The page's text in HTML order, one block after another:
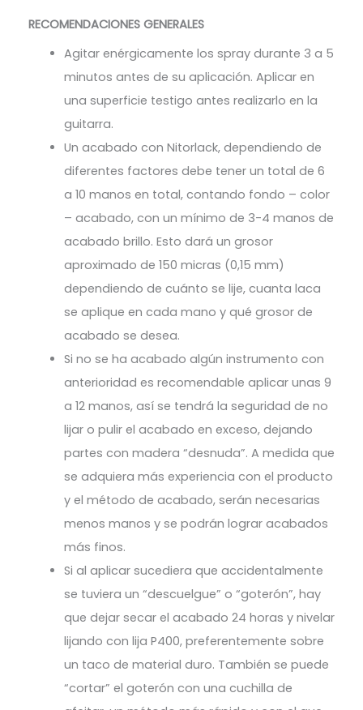
RECOMENDACIONES GENERALES
Agitar enérgicamente los spray durante 3 a 5
minutos antes de su aplicación. Aplicar en
una superficie testigo antes realizarlo en la
guitarra.
Un acabado con Nitorlack, dependiendo de
diferentes factores debe tener un total de 6
a 10 manos en total, contando fondo – color
– acabado, con un mínimo de 3-4 manos de
acabado brillo. Esto dará un grosor
aproximado de 150 micras (0,15 mm)
dependiendo de cuánto se lije, cuanta laca
se aplique en cada mano y qué grosor de
acabado se desea.
Si no se ha acabado algún instrumento con
anterioridad es recomendable aplicar unas 9
a 12 manos, así se tendrá la seguridad de no
lijar o pulir el acabado en exceso, dejando
partes con madera “desnuda”. A medida que
se adquiera más experiencia con el producto
y el método de acabado, serán necesarias
menos manos y se podrán lograr acabados
más finos.
Si al aplicar sucediera que accidentalmente
se tuviera un “descuelgue” o “goterón”, hay
que dejar secar el acabado 24 horas y nivelar
lijando con lija P400, preferentemente sobre
un taco de material duro. También se puede
“cortar” el goterón con una cuchilla de